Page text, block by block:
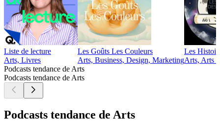
Liste de lecture
Arts, Livres
Les Goûts Les Couleurs
Arts, Business, Design, Marketing
Les
Arts, Arts
Podcasts tendance de Arts
Podcasts tendance de Arts
Podcasts tendance de Arts